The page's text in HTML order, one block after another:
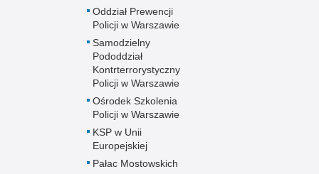
Oddział Prewencji
Policji w Warszawie
Samodzielny
Pododdział
Kontrterrorystyczny
Policji w Warszawie
Ośrodek Szkolenia
Policji w Warszawie
KSP w Unii
Europejskiej
Pałac Mostowskich